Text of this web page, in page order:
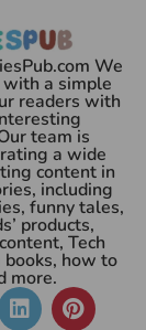
We
a simple
readers with
team is
a wide
content in
including
funny tales,
products,
Tech
how to
more.